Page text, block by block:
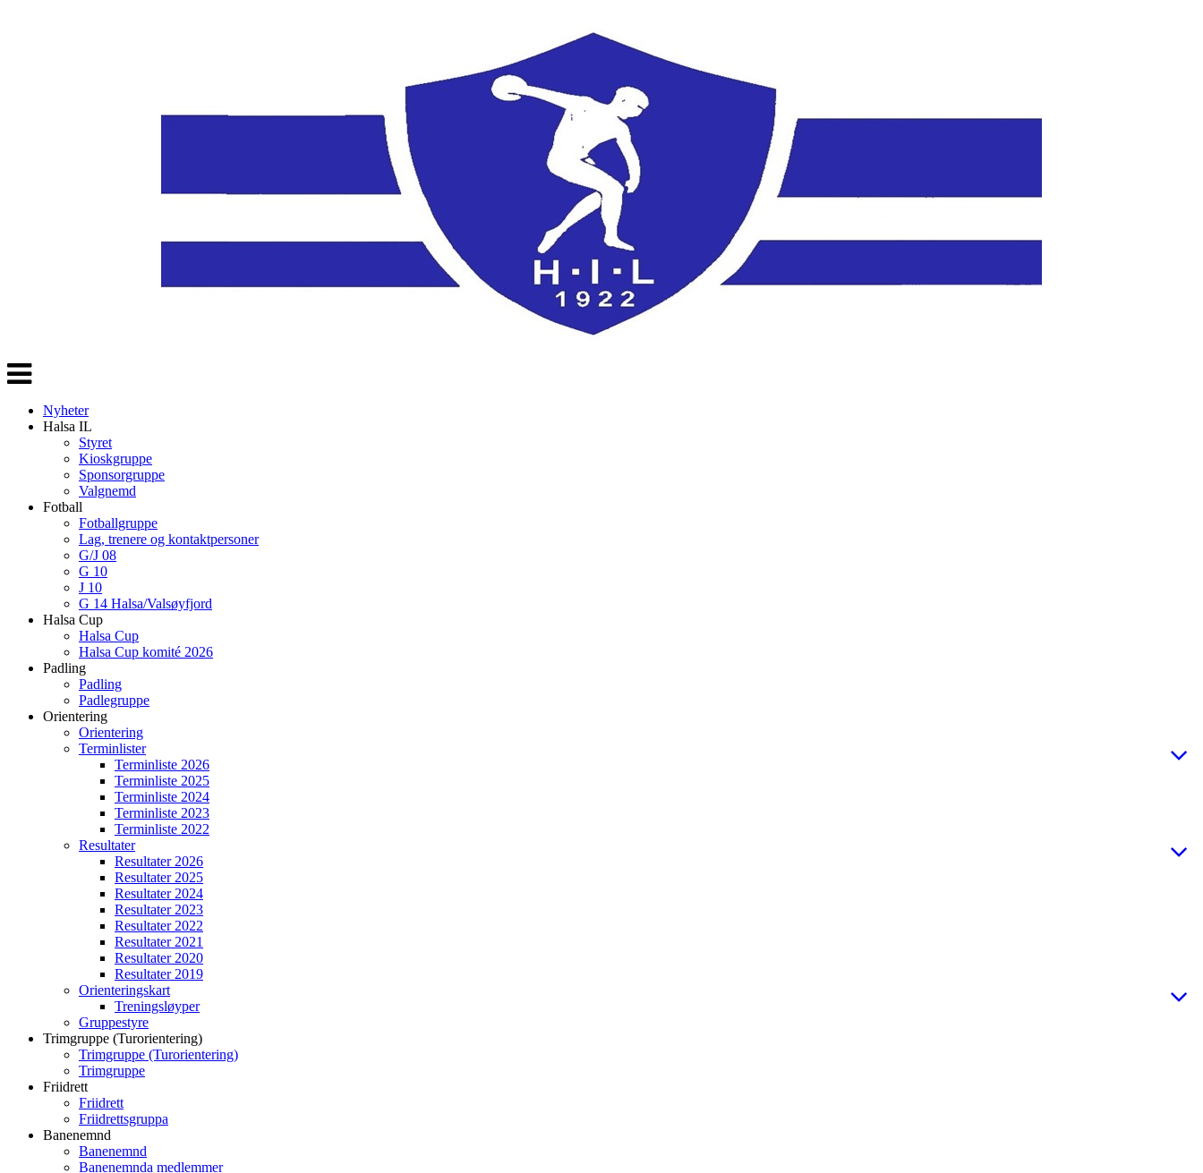
Veksle
navigasjon
Nyheter
Halsa IL
Styret
Kioskgruppe
Sponsorgruppe
Valgnemd
Fotball
Fotballgruppe
Lag, trenere og kontaktpersoner
G/J 08
G 10
J 10
G 14 Halsa/Valsøyfjord
Halsa Cup
Halsa Cup
Halsa Cup komité 2026
Padling
Padling
Padlegruppe
Orientering
Orientering
Terminlister
Terminliste 2026
Terminliste 2025
Terminliste 2024
Terminliste 2023
Terminliste 2022
Resultater
Resultater 2026
Resultater 2025
Resultater 2024
Resultater 2023
Resultater 2022
Resultater 2021
Resultater 2020
Resultater 2019
Orienteringskart
Treningsløyper
Gruppestyre
Trimgruppe (Turorientering)
Trimgruppe (Turorientering)
Trimgruppe
Friidrett
Friidrett
Friidrettsgruppa
Banenemnd
Banenemnd
Banenemnda medlemmer